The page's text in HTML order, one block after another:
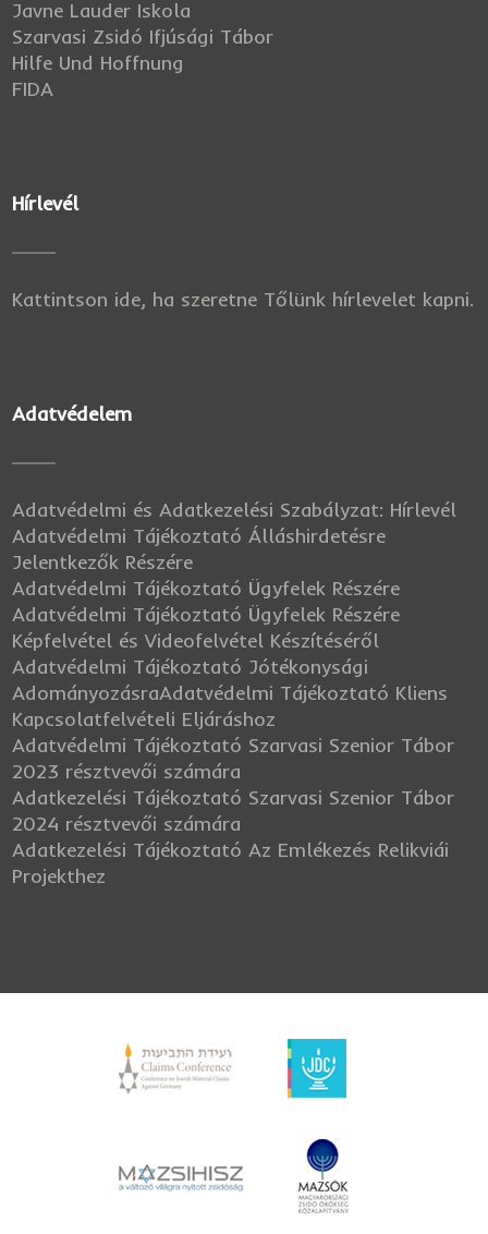
Javne Lauder Iskola
Szarvasi Zsidó Ifjúsági Tábor
Hilfe Und Hoffnung
FIDA
Hírlevél
Kattintson ide, ha szeretne Tőlünk hírlevelet kapni.
Adatvédelem
Adatvédelmi és Adatkezelési Szabályzat: Hírlevél
Adatvédelmi Tájékoztató Álláshirdetésre
Jelentkezők Részére
Adatvédelmi Tájékoztató Ügyfelek Részére
Adatvédelmi Tájékoztató Ügyfelek Részére
Képfelvétel és Videofelvétel Készítéséről
Adatvédelmi Tájékoztató Jótékonysági
AdományozásraAdatvédelmi Tájékoztató Kliens
Kapcsolatfelvételi Eljáráshoz
Adatvédelmi Tájékoztató Szarvasi Szenior Tábor
2023 résztvevői számára
Adatkezelési Tájékoztató Szarvasi Szenior Tábor
2024 résztvevői számára
Adatkezelési Tájékoztató Az Emlékezés Relikviái
Projekthez